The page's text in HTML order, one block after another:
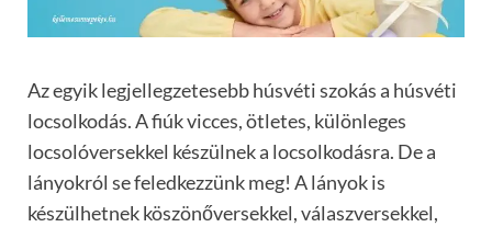
Az egyik legjellegzetesebb húsvéti szokás a húsvéti
locsolkodás. A fiúk vicces, ötletes, különleges
locsolóversekkel készülnek a locsolkodásra. De a
lányokról se feledkezzünk meg! A lányok is
készülhetnek köszönőversekkel, válaszversekkel,